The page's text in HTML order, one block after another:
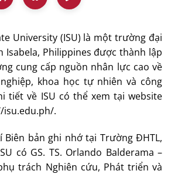
University (ISU) là một trường đại
Isabela, Philippines được thành lập
cung cấp nguồn nhân lực cao về
khoa học tự nhiên và công
tiết về ISU có thể xem tại website
.
Biên bản ghi nhớ tại Trường ĐHTL,
có GS. TS. Orlando Balderama –
trách Nghiên cứu, Phát triển và